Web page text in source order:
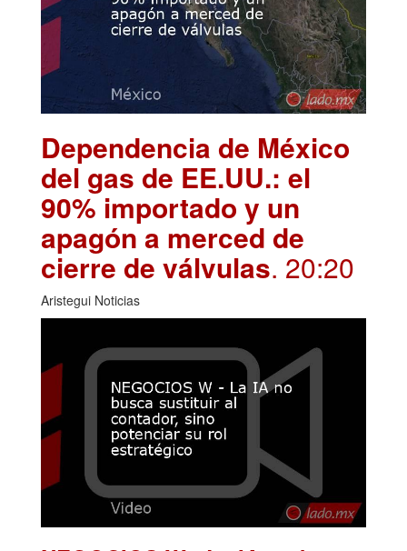
Dependencia de México
del gas de EE.UU.: el
90% importado y un
apagón a merced de
cierre de válvulas. 20:20
Aristegui Noticias